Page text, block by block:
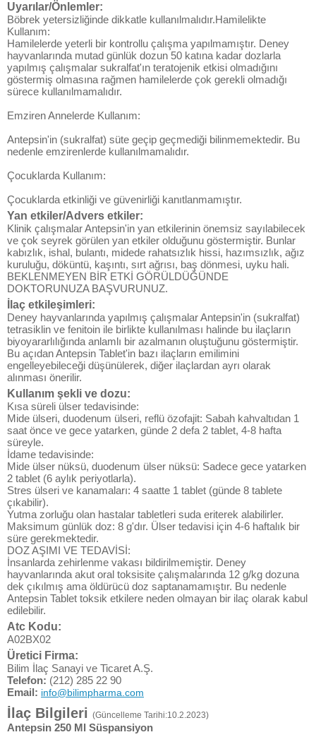
Uyarılar/Önlemler:
Böbrek yetersizliğinde dikkatle kullanılmalıdır.Hamilelikte
Kullanım:
Hamilelerde yeterli bir kontrollu çalışma yapılmamıştır. Deney
hayvanlarında mutad günlük dozun 50 katına kadar dozlarla
yapılmış çalışmalar sukralfat'ın teratojenik etkisi olmadığını
göstermiş olmasına rağmen hamilelerde çok gerekli olmadığı
sürece kullanılmamalıdır.
Emziren Annelerde Kullanım:
Antepsin'in (sukralfat) süte geçip geçmediği bilinmemektedir. Bu
nedenle emzirenlerde kullanılmamalıdır.
Çocuklarda Kullanım:
Çocuklarda etkinliği ve güvenirliği kanıtlanmamıştır.
Yan etkiler/Advers etkiler:
Klinik çalışmalar Antepsin'in yan etkilerinin önemsiz sayılabilecek
ve çok seyrek görülen yan etkiler olduğunu göstermiştir. Bunlar
kabızlık, ishal, bulantı, midede rahatsızlık hissi, hazımsızlık, ağız
kuruluğu, döküntü, kaşıntı, sırt ağrısı, baş dönmesi, uyku hali.
BEKLENMEYEN BİR ETKİ GÖRÜLDÜĞÜNDE
DOKTORUNUZA BAŞVURUNUZ.
İlaç etkileşimleri:
Deney hayvanlarında yapılmış çalışmalar Antepsin'in (sukralfat)
tetrasiklin ve fenitoin ile birlikte kullanılması halinde bu ilaçların
biyoyararlılığında anlamlı bir azalmanın oluştuğunu göstermiştir.
Bu açıdan Antepsin Tablet'in bazı ilaçların emilimini
engelleyebileceği düşünülerek, diğer ilaçlardan ayrı olarak
alınması önerilir.
Kullanım şekli ve dozu:
Kısa süreli ülser tedavisinde:
Mide ülseri, duodenum ülseri, reflü özofajit: Sabah kahvaltıdan 1
saat önce ve gece yatarken, günde 2 defa 2 tablet, 4-8 hafta
süreyle.
İdame tedavisinde:
Mide ülser nüksü, duodenum ülser nüksü: Sadece gece yatarken
2 tablet (6 aylık periyotlarla).
Stres ülseri ve kanamaları: 4 saatte 1 tablet (günde 8 tablete
çıkabilir).
Yutma zorluğu olan hastalar tabletleri suda eriterek alabilirler.
Maksimum günlük doz: 8 g'dır. Ülser tedavisi için 4-6 haftalık bir
süre gerekmektedir.
DOZ AŞIMI VE TEDAVİSİ:
İnsanlarda zehirlenme vakası bildirilmemiştir. Deney
hayvanlarında akut oral toksisite çalışmalarında 12 g/kg dozuna
dek çıkılmış ama öldürücü doz saptanamamıştır. Bu nedenle
Antepsin Tablet toksik etkilere neden olmayan bir ilaç olarak kabul
edilebilir.
Atc Kodu:
A02BX02
Üretici Firma:
Bilim İlaç Sanayi ve Ticaret A.Ş.
Telefon: (212) 285 22 90
Email: info@bilimpharma.com
İlaç Bilgileri (Güncelleme Tarihi:10.2.2023)
Antepsin 250 Ml Süspansiyon